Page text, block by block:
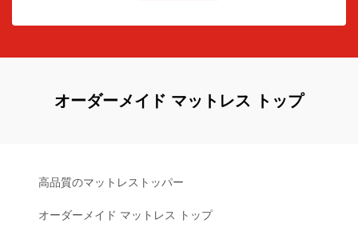
オーダーメイド マットレス トップ
高品質のマットレストッパー
オーダーメイド マットレス トップ